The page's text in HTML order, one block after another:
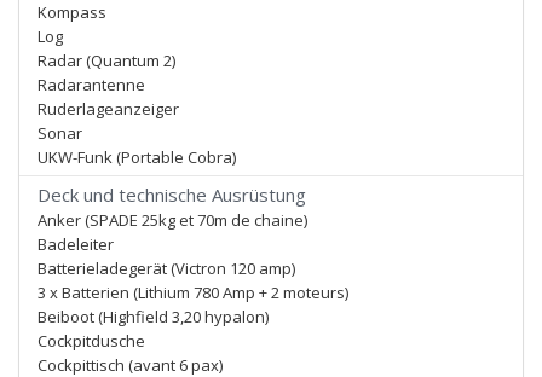
Kompass
Log
Radar (Quantum 2)
Radarantenne
Ruderlageanzeiger
Sonar
UKW-Funk (Portable Cobra)
Deck und technische Ausrüstung
Anker (SPADE 25kg et 70m de chaine)
Badeleiter
Batterieladegerät (Victron 120 amp)
3 x Batterien (Lithium 780 Amp + 2 moteurs)
Beiboot (Highfield 3,20 hypalon)
Cockpitdusche
Cockpittisch (avant 6 pax)